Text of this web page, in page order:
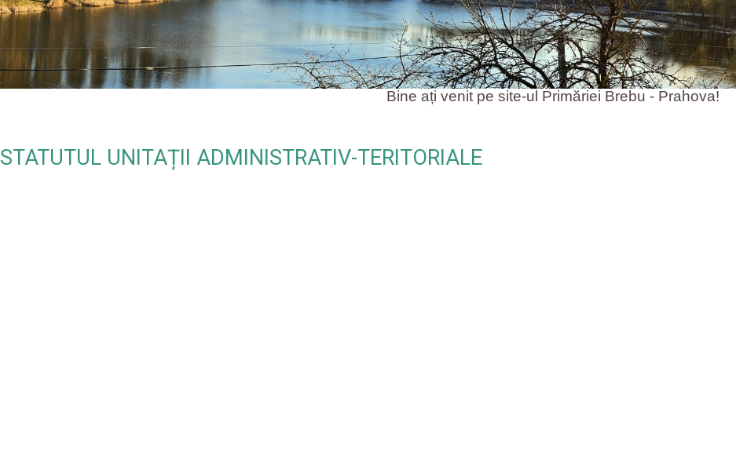
Bine ați venit pe site-ul Primăriei Brebu - Prahova!
STATUTUL UNITAȚII ADMINISTRATIV-TERITORIALE